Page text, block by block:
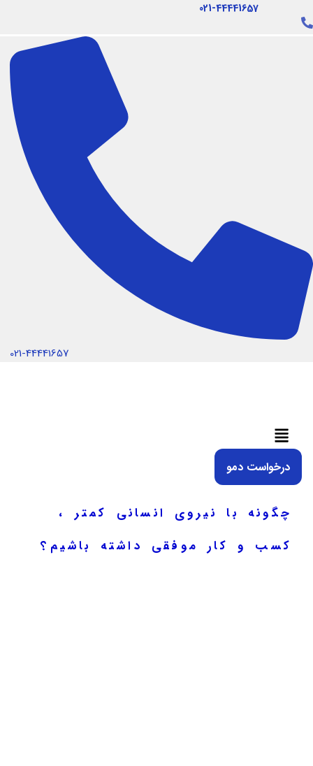
به
021-44441657
021-44441657
منو
درخواست دمو
چگونه با نیروی انسانی کمتر ،
کسب و کار موفقی داشته باشیم؟